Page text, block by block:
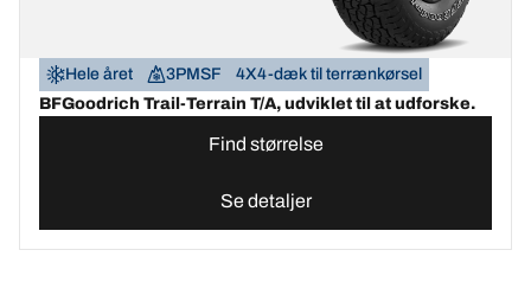
Hele året 3PMSF
4X4-dæk til terrænkørsel
BFGoodrich Trail-Terrain T/A, udviklet til at udforske.
Find størrelse
Se detaljer